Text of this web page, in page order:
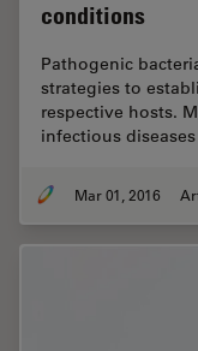
conditions
Pathogenic
strategies to
respective hosts.
infectious
Mar 01, 2016